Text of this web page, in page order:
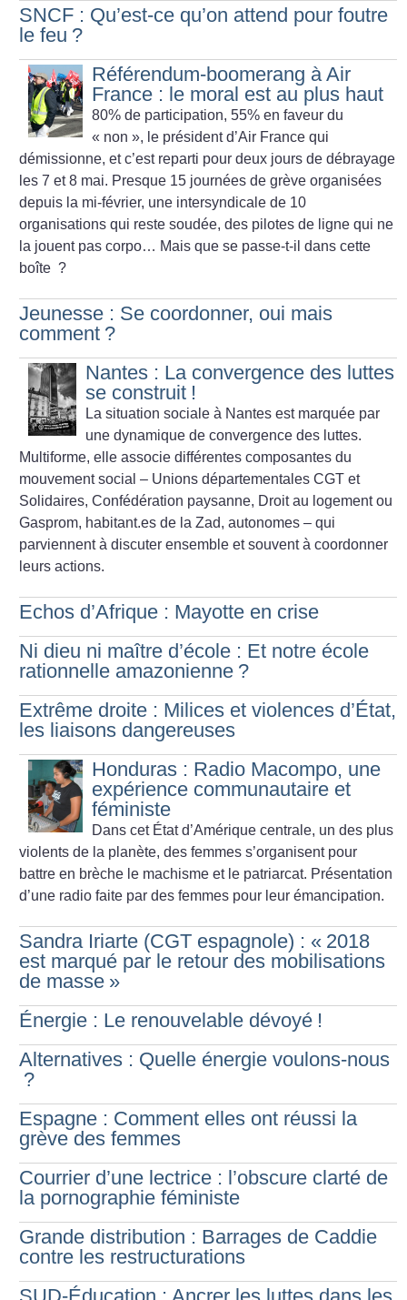
SNCF : Qu’est-ce qu’on attend pour foutre
le feu ?
Référendum-boomerang à Air
France : le moral est au plus haut
80% de participation, 55% en faveur du
« non », le président d’Air France qui
démissionne, et c’est reparti pour deux jours de débrayage
les 7 et 8 mai. Presque 15 journées de grève organisées
depuis la mi-février, une inter­syndicale de 10
organisations qui reste soudée, des pilotes de ligne qui ne
la jouent pas corpo… Mais que se passe-t-il dans cette
boîte ?
Jeunesse : Se coordonner, oui mais
comment ?
Nantes : La convergence des luttes
se construit !
La situation sociale à Nantes est marquée par
une dynamique de convergence des luttes.
Multiforme, elle associe différentes composantes du
mouvement social – Unions départementales CGT et
Solidaires, Confédération paysanne, Droit au logement ou
Gasprom, habitant.es de la Zad, autonomes – qui
parviennent à discuter ensemble et souvent à coordonner
leurs actions.
Echos d’Afrique : Mayotte en crise
Ni dieu ni maître d’école : Et notre école
rationnelle amazonienne ?
Extrême droite : Milices et violences d’État,
les liaisons dangereuses
Honduras : Radio Macompo, une
expérience communautaire et
féministe
Dans cet État d’Amérique centrale, un des plus
violents de la planète, des femmes s’organisent pour
battre en brèche le machisme et le patriarcat. Présentation
d’une radio faite par des femmes pour leur émancipation.
Sandra Iriarte (CGT espagnole) : « 2018
est marqué par le retour des mobilisations
de masse »
Énergie : Le renouvelable dévoyé !
Alternatives : Quelle énergie voulons-nous
?
Espagne : Comment elles ont réussi la
grève des femmes
Courrier d’une lectrice : l’obscure clarté de
la pornographie féministe
Grande distribution : Barrages de Caddie
contre les restructurations